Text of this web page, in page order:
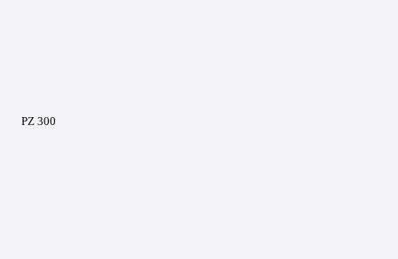
PZ 300